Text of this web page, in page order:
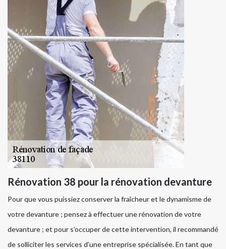
Rénovation 38 pour la rénovation devanture
Pour que vous puissiez conserver la fraîcheur et le dynamisme de
votre devanture ; pensez à effectuer une rénovation de votre
devanture ; et pour s’occuper de cette intervention, il recommandé
de solliciter les services d’une entreprise spécialisée. En tant que